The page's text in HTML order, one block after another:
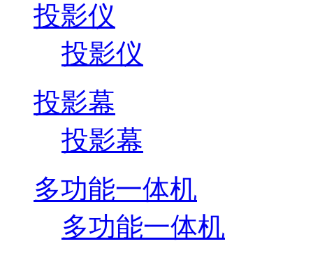
投影仪
投影仪
投影幕
投影幕
多功能一体机
多功能一体机